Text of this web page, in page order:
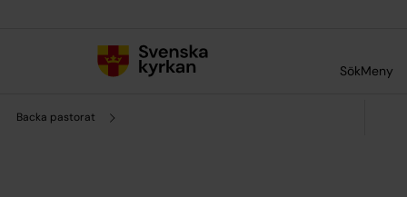
SökMeny
Backa pastorat